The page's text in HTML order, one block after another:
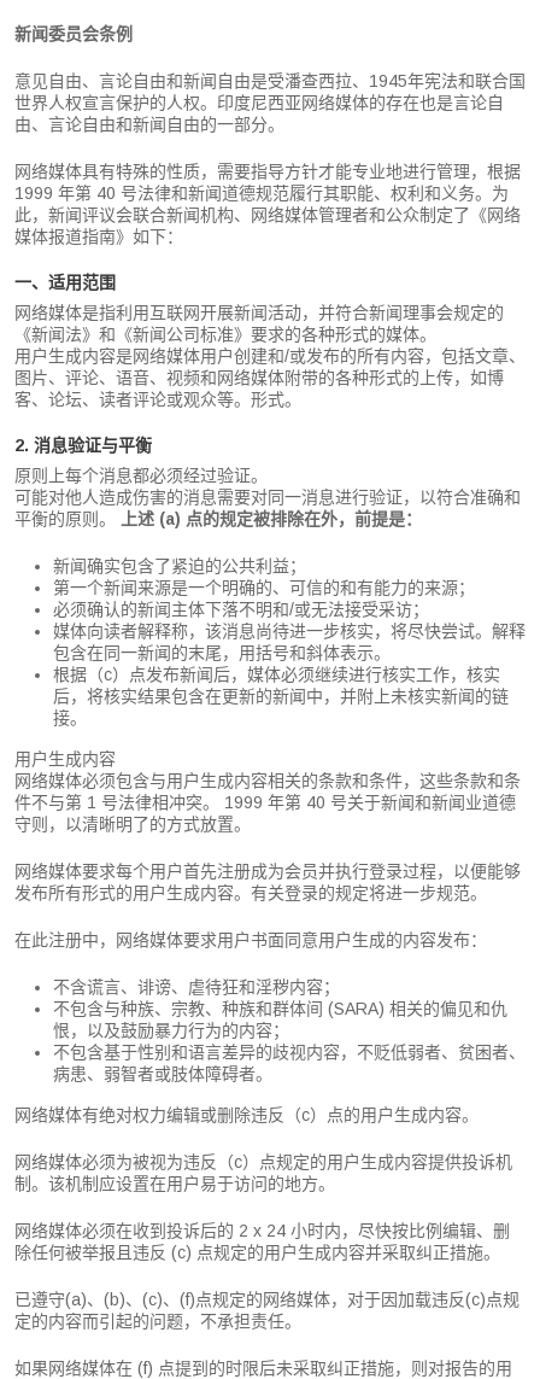
新闻委员会条例
意见自由、言论自由和新闻自由是受潘查西拉、1945年宪法和联合国
世界人权宣言保护的人权。印度尼西亚网络媒体的存在也是言论自
由、言论自由和新闻自由的一部分。
网络媒体具有特殊的性质，需要指导方针才能专业地进行管理，根据
1999 年第 40 号法律和新闻道德规范履行其职能、权利和义务。为
此，新闻评议会联合新闻机构、网络媒体管理者和公众制定了《网络
媒体报道指南》如下：
一、适用范围
网络媒体是指利用互联网开展新闻活动，并符合新闻理事会规定的
《新闻法》和《新闻公司标准》要求的各种形式的媒体。
用户生成内容是网络媒体用户创建和/或发布的所有内容，包括文章、
图片、评论、语音、视频和网络媒体附带的各种形式的上传，如博
客、论坛、读者评论或观众等。形式。
2. 消息验证与平衡
原则上每个消息都必须经过验证。
可能对他人造成伤害的消息需要对同一消息进行验证，以符合准确和
平衡的原则。
上述 (a) 点的规定被排除在外，前提是：
新闻确实包含了紧迫的公共利益；
第一个新闻来源是一个明确的、可信的和有能力的来源；
必须确认的新闻主体下落不明和/或无法接受采访；
媒体向读者解释称，该消息尚待进一步核实，将尽快尝试。解释
包含在同一新闻的末尾，用括号和斜体表示。
根据（c）点发布新闻后，媒体必须继续进行核实工作，核实
后，将核实结果包含在更新的新闻中，并附上未核实新闻的链
接。
用户生成内容
网络媒体必须包含与用户生成内容相关的条款和条件，这些条款和条
件不与第 1 号法律相冲突。 1999 年第 40 号关于新闻和新闻业道德
守则，以清晰明了的方式放置。
网络媒体要求每个用户首先注册成为会员并执行登录过程，以便能够
发布所有形式的用户生成内容。有关登录的规定将进一步规范。
在此注册中，网络媒体要求用户书面同意用户生成的内容发布：
不含谎言、诽谤、虐待狂和淫秽内容；
不包含与种族、宗教、种族和群体间 (SARA) 相关的偏见和仇
恨，以及鼓励暴力行为的内容；
不包含基于性别和语言差异的歧视内容，不贬低弱者、贫困者、
病患、弱智者或肢体障碍者。
网络媒体有绝对权力编辑或删除违反（c）点的用户生成内容。
网络媒体必须为被视为违反（c）点规定的用户生成内容提供投诉机
制。该机制应设置在用户易于访问的地方。
网络媒体必须在收到投诉后的 2 x 24 小时内，尽快按比例编辑、删
除任何被举报且违反 (c) 点规定的用户生成内容并采取纠正措施。
已遵守(a)、(b)、(c)、(f)点规定的网络媒体，对于因加载违反(c)点规
定的内容而引起的问题，不承担责任。
如果网络媒体在 (f) 点提到的时限后未采取纠正措施，则对报告的用